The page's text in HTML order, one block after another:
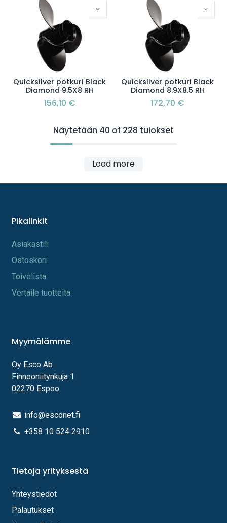
Quicksilver potkuri Black
Diamond 9.5X8 RH
156,10 €
Quicksilver potkuri Black
Diamond 8.9X8.5 RH
172,70 €
Näytetään 40 of 228 tulokset
Load more
Pikalinkit
A​s​iakastili
Os​toskori
Toi​velista
Vertaile tuotteita
Myymälämme
Oy Esco Ab
Finnooniitynkuja 1
02270 Espoo
info@esconet.fi
+358 10 524 2910
Tietoja yrityksestä
Yhteystiedot
Palautukset